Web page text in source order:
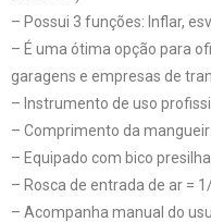
– Possui 3 funções: Inflar,
– É uma ótima opção para
garagens e empresas de
– Instrumento de uso
– Comprimento da
– Equipado com bico
– Rosca de entrada de ar =
– Acompanha manual do